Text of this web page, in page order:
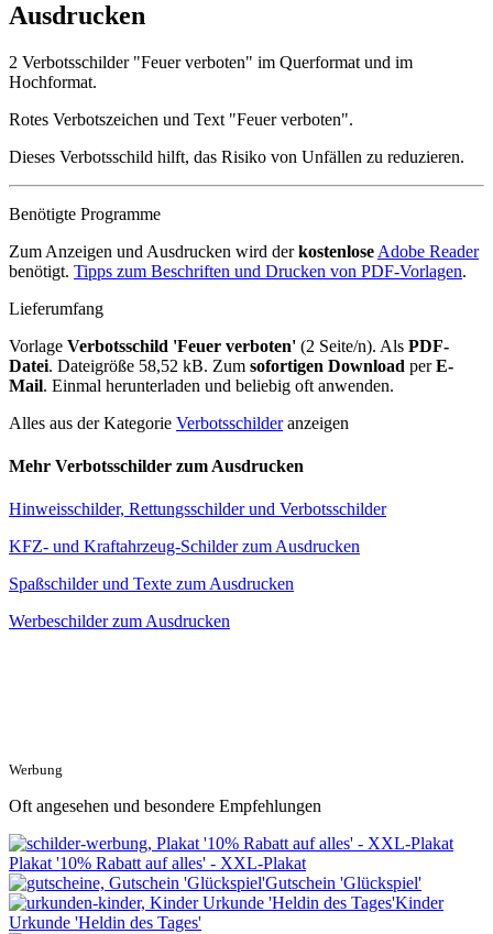
Ausdrucken
2 Verbotsschilder "Feuer verboten" im Querformat und im
Hochformat.
Rotes Verbotszeichen und Text "Feuer verboten".
Dieses Verbotsschild hilft, das Risiko von Unfällen zu reduzieren.
Benötigte Programme
Zum Anzeigen und Ausdrucken wird derkostenlose Adobe Reader
benötigt. Tipps zum Beschriften und Drucken von PDF-Vorlagen.
Lieferumfang
Vorlage Verbotsschild 'Feuer verboten' (2 Seite/n). Als PDF-
Datei. Dateigröße 58,52 kB. Zum sofortigen Download perE-
Mail. Einmal herunterladen und beliebig oft anwenden.
Alles aus der Kategorie Verbotsschilderanzeigen
Mehr Verbotsschilder zum Ausdrucken
Hinweisschilder, Rettungsschilder und Verbotsschilder
KFZ- und Kraftahrzeug-Schilder zum Ausdrucken
Spaßschilder und Texte zum Ausdrucken
Werbeschilder zum Ausdrucken
Werbung
Oft angesehen und besondere Empfehlungen
Plakat '10% Rabatt auf alles' - XXL-Plakat
Gutschein 'Glückspiel'
Kinder
Urkunde 'Heldin des Tages'